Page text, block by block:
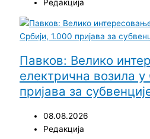
Редакција
Павков: Велико
електрична возила у
пријава за
08.08.2026
Редакција